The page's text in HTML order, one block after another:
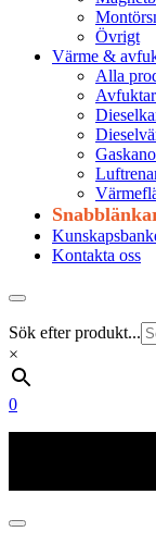
Övrigt
Värme &
Alla
Kontakta oss
Sök efter produkt...
×
0